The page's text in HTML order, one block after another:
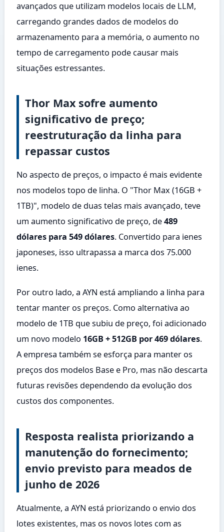
avançados que utilizam modelos locais de LLM,
carregando grandes dados de modelos do
armazenamento para a memória, o aumento no
tempo de carregamento pode causar mais
situações estressantes.
Thor Max sofre aumento
significativo de preço;
reestruturação da linha para
repassar custos
No aspecto de preços, o impacto é mais evidente
nos modelos topo de linha. O "Thor Max (16GB +
1TB)", modelo de duas telas mais avançado, teve
um aumento significativo de preço, de489
dólares para 549 dólares. Convertido para ienes
japoneses, isso ultrapassa a marca dos 75.000
ienes.
Por outro lado, a AYN está ampliando a linha para
tentar manter os preços. Como alternativa ao
modelo de 1TB que subiu de preço, foi adicionado
um novo modelo 16GB + 512GB por 469 dólares.
A empresa também se esforça para manter os
preços dos modelos Base e Pro, mas não descarta
futuras revisões dependendo da evolução dos
custos dos componentes.
Resposta realista priorizando a
manutenção do fornecimento;
envio previsto para meados de
junho de 2026
Atualmente, a AYN está priorizando o envio dos
lotes existentes, mas os novos lotes com as